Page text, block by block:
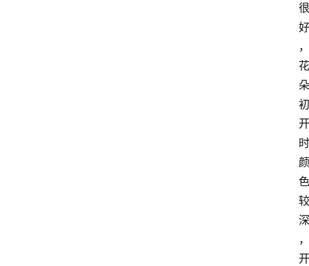
很
好
，
花
朵
初
开
时
颜
色
较
深
，
开